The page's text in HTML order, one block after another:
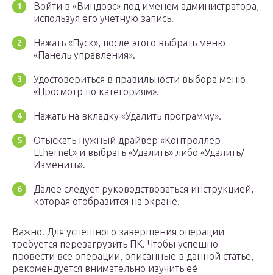
Войти в «Виндовс» под именем администратора,
используя его учетную запись.
Нажать «Пуск», после этого выбрать меню
«Панель управления».
Удостовериться в правильности выбора меню
«Просмотр по категориям».
Нажать на вкладку «Удалить программу».
Отыскать нужный драйвер «Контроллер
Ethernet» и выбрать «Удалить» либо «Удалить/
Изменить».
Далее следует руководствоваться инструкцией,
которая отобразится на экране.
Важно! Для успешного завершения операции
требуется перезагрузить ПК. Чтобы успешно
провести все операции, описанные в данной статье,
рекомендуется внимательно изучить её